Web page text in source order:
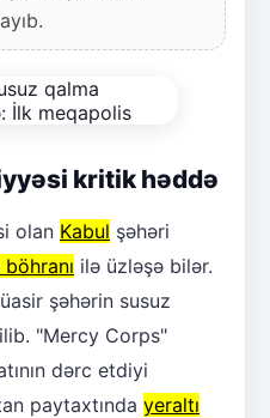
kritik həddə
olan Kabul şəhəri
böhranı ilə üzləşə bilər.
şəhərin susuz
"Mercy Corps"
dərc etdiyi
paytaxtında yeraltı